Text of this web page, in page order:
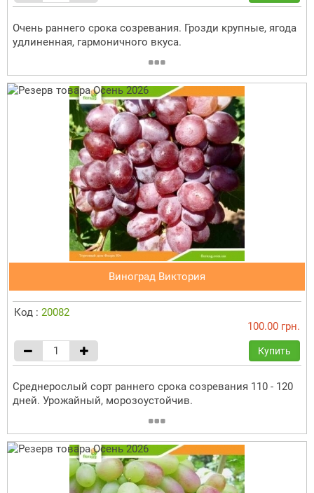
Очень раннего срока созревания. Грозди крупные, ягода
удлиненная, гармоничного вкуса.
Виноград Виктория
Код : 20082
100.00 грн.
Купить
Среднерослый сорт раннего срока созревания 110 - 120
дней. Урожайный, морозоустойчив.